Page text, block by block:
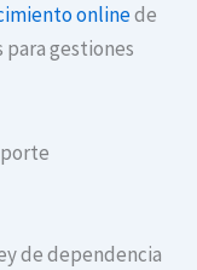
onlinede
para gestiones
de dependencia